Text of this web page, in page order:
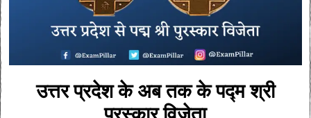
उत्तर प्रदेश के अब तक के पद्म श्री